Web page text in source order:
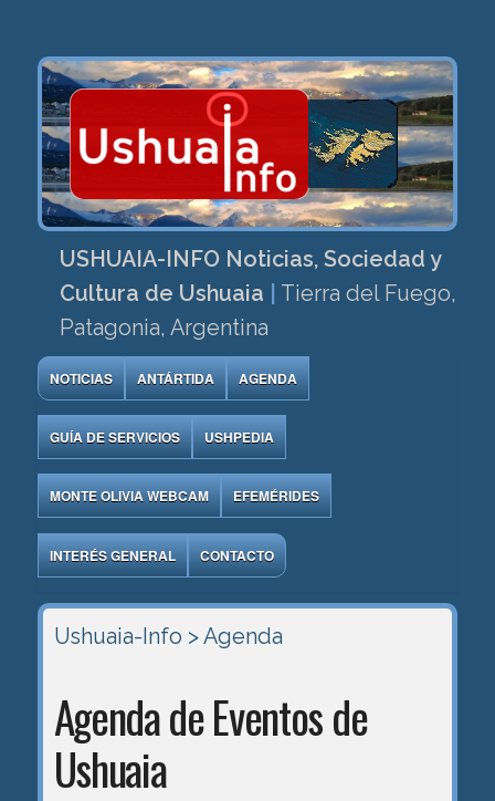
USHUAIA-INFO Noticias, Sociedad y
Cultura de Ushuaia
Tierra del Fuego,
Patagonia, Argentina
NOTICIAS ANTÁRTIDA AGENDA
GUÍA DE SERVICIOS USHPEDIA
MONTE OLIVIA WEBCAM EFEMÉRIDES
INTERÉS GENERAL CONTACTO
Ushuaia-Info > Agenda
Agenda de Eventos de
Ushuaia